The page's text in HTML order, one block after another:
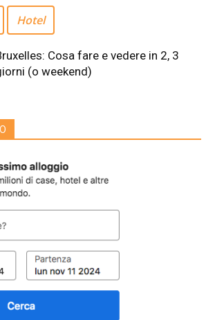
Hotel
Cosa fare e vedere in 2, 3
(o weekend)